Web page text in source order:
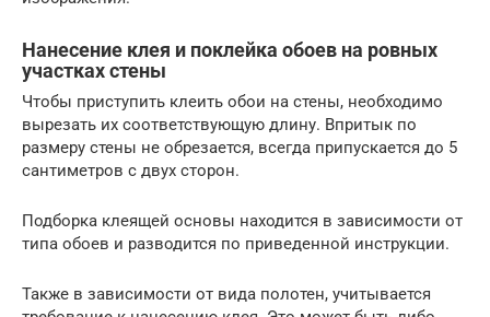
Нанесение клея и поклейка обоев на ровных
участках стены
Чтобы приступить клеить обои на стены, необходимо
вырезать их соответствующую длину. Впритык по
размеру стены не обрезается, всегда припускается до 5
сантиметров с двух сторон.
Подборка клеящей основы находится в зависимости от
типа обоев и разводится по приведенной инструкции.
Также в зависимости от вида полотен, учитывается